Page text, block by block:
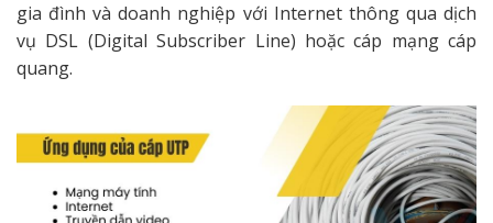
gia đình và doanh nghiệp với Internet thông qua dịch
vụ DSL (Digital Subscriber Line) hoặc cáp mạng cáp
quang.